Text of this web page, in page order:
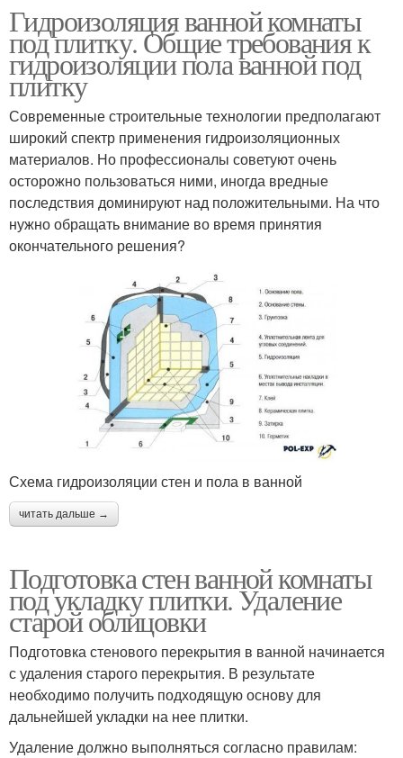
Гидроизоляция ванной комнаты
под плитку. Общие требования к
гидроизоляции пола ванной под
плитку
Современные строительные технологии предполагают
широкий спектр применения гидроизоляционных
материалов. Но профессионалы советуют очень
осторожно пользоваться ними, иногда вредные
последствия доминируют над положительными. На что
нужно обращать внимание во время принятия
окончательного решения?
Схема гидроизоляции стен и пола в ванной
читать дальше →
Подготовка стен ванной комнаты
под укладку плитки. Удаление
старой облицовки
Подготовка стенового перекрытия в ванной начинается
с удаления старого перекрытия. В результате
необходимо получить подходящую основу для
дальнейшей укладки на нее плитки.
Удаление должно выполняться согласно правилам: